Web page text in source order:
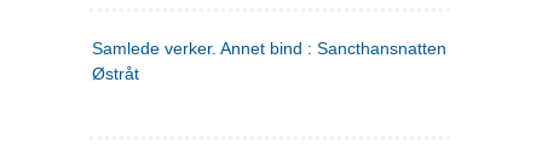
Samlede verker. Annet bind : Sancthansnatten ; Fru Inger
Østråt